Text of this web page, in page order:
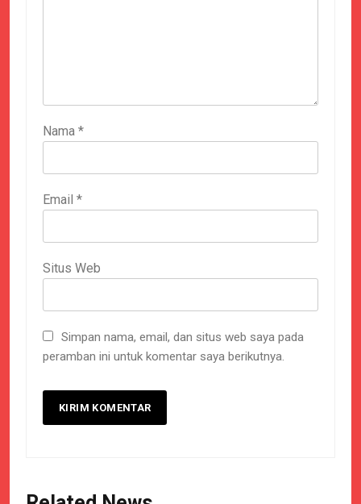
Nama *
Email *
Situs Web
Simpan nama, email, dan situs web saya pada
peramban ini untuk komentar saya berikutnya.